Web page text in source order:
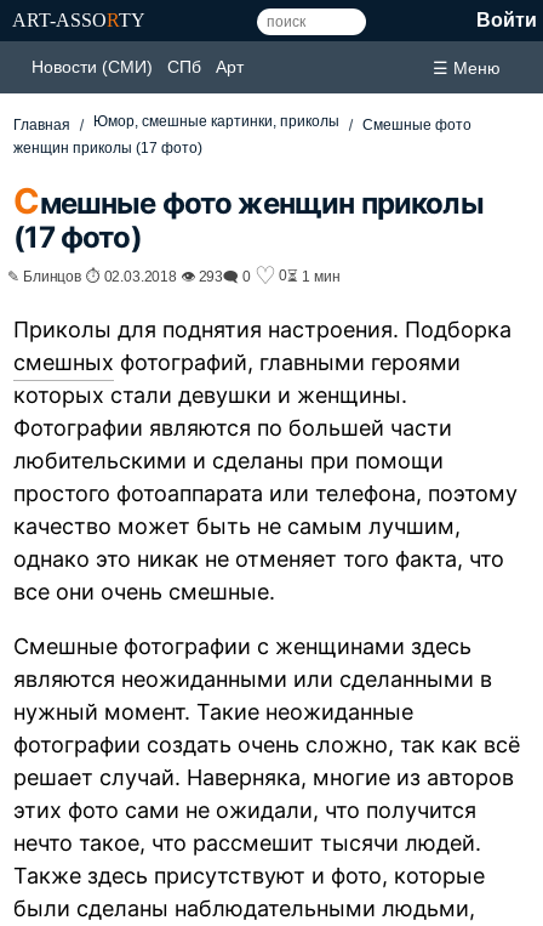
ART-ASSORTY Войти
Новости (СМИ) СПб Арт ☰ Меню
Главная Юмор, смешные картинки, приколы
Смешные фото
женщин приколы (17 фото)
Смешные фото женщин приколы
(17 фото)
✎ Блинцов ⏱ 02.03.2018 👁 293🗨 0 ♡ 0⏳ 1 мин
Приколы для поднятия настроения. Подборка
смешных фотографий, главными героями
которых стали девушки и женщины.
Фотографии являются по большей части
любительскими и сделаны при помощи
простого фотоаппарата или телефона, поэтому
качество может быть не самым лучшим,
однако это никак не отменяет того факта, что
все они очень смешные.
Смешные фотографии с женщинами здесь
являются неожиданными или сделанными в
нужный момент. Такие неожиданные
фотографии создать очень сложно, так как всё
решает случай. Наверняка, многие из авторов
этих фото сами не ожидали, что получится
нечто такое, что рассмешит тысячи людей.
Также здесь присутствуют и фото, которые
были сделаны наблюдательными людьми,